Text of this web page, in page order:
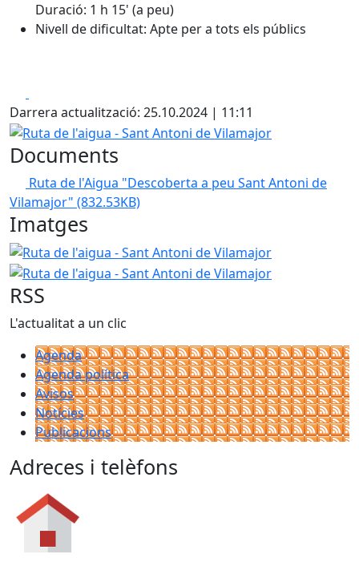
Duració: 1 h 15' (a peu)
Nivell de dificultat: Apte per a tots els públics
Darrera actualització: 25.10.2024 | 11:11
Ruta de l'aigua - Sant Antoni de Vilamajor
Documents
Ruta de l'Aigua "Descoberta a peu Sant Antoni de
Vilamajor" (832.53KB)
Imatges
Ruta de l'aigua - Sant Antoni de Vilamajor Ruta de
RSS
L'actualitat a un clic
Agenda
Agenda política
Avisos
Notícies
Publicacions
Adreces i telèfons